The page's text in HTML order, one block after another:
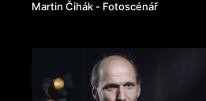
Martin Čihák - Fotoscénář